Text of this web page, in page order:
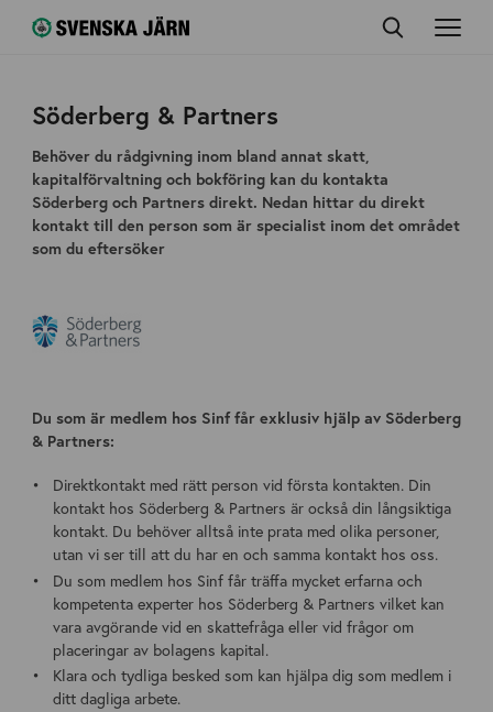
Söderberg & Partners
Behöver du rådgivning inom bland annat skatt,
kapitalförvaltning och bokföring kan du kontakta
Söderberg och Partners direkt. Nedan hittar du direkt
kontakt till den person som är specialist inom det området
som du eftersöker
Du som är medlem hos Sinf får exklusiv hjälp av Söderberg
& Partners:
Direktkontakt med rätt person vid första kontakten. Din
kontakt hos Söderberg & Partners är också din långsiktiga
kontakt. Du behöver alltså inte prata med olika personer,
utan vi ser till att du har en och samma kontakt hos oss.
Du som medlem hos Sinf får träffa mycket erfarna och
kompetenta experter hos Söderberg & Partners vilket kan
vara avgörande vid en skattefråga eller vid frågor om
placeringar av bolagens kapital.
Klara och tydliga besked som kan hjälpa dig som medlem i
ditt dagliga arbete.